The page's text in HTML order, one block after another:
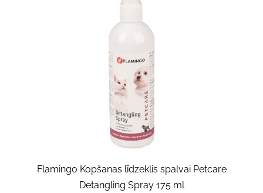
Flamingo Kopšanas līdzeklis spalvai Petcare
Detangling Spray 175 ml